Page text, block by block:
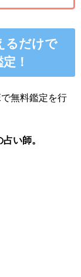
るだけで
！
無料鑑定を行
い師。